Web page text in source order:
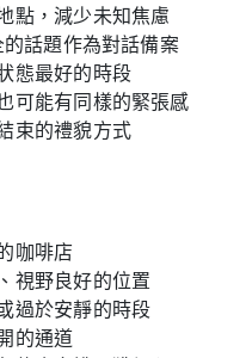
點，減少未知焦慮
話題作為對話備案
態最好的時段
可能有同樣的緊張感
束的禮貌方式
咖啡店
視野良好的位置
過於安靜的時段
的通道